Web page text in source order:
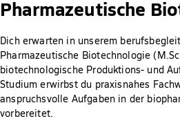
Pharmazeutische
Dich erwarten in unserem
Pharmazeutische Biotechnologie
biotechnologische Produktions- und
Studium erwirbst du praxisnahes
anspruchsvolle Aufgaben in der
vorbereitet.